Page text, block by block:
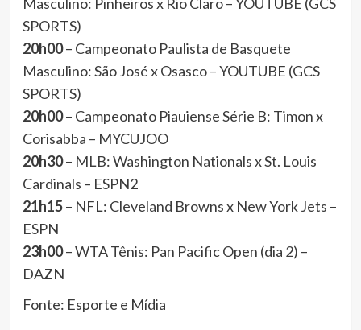
SPORTS)
20h00– Campeonato Paulista de Basquete
Masculino: São José x Osasco – YOUTUBE (GCS
SPORTS)
20h00– Campeonato Piauiense Série B: Timon x
Corisabba – MYCUJOO
20h30– MLB: Washington Nationals x St. Louis
Cardinals – ESPN2
21h15– NFL: Cleveland Browns x New York Jets –
ESPN
23h00– WTA Tênis: Pan Pacific Open (dia 2) –
DAZN
Fonte: Esporte e Mídia